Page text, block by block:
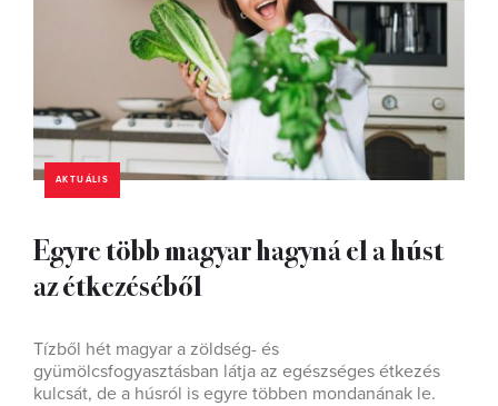
AKTUÁLIS
Egyre több magyar hagyná el a húst
az étkezéséből
Tízből hét magyar a zöldség- és
gyümölcsfogyasztásban látja az egészséges étkezés
kulcsát, de a húsról is egyre többen mondanának le.